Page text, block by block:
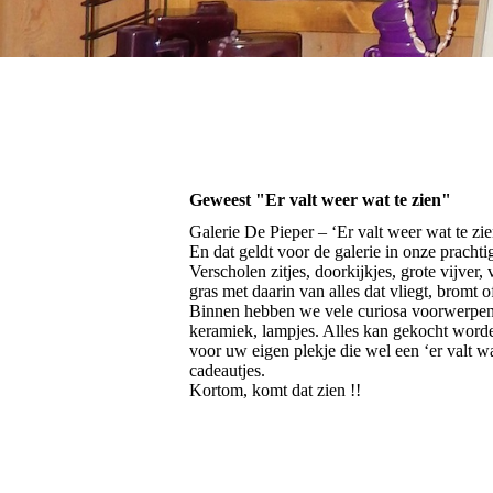
Geweest "Er valt weer wat te zien"
Galerie De Pieper – ‘Er valt weer wat te
En dat geldt voor de galerie in onze
Verscholen zitjes, doorkijkjes, grote vijver,
gras met daarin van alles dat vliegt, bromt
Binnen hebben we vele curiosa
keramiek, lampjes. Alles kan gekocht
voor uw eigen plekje die wel een ‘er valt
cadeautjes.
Kortom, komt dat zien !!